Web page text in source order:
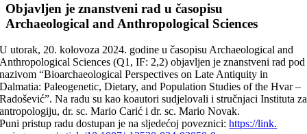
Objavljen je znanstveni rad u časopisu
Archaeological and Anthropological Sciences
U utorak, 20. kolovoza 2024. godine u časopisu Archaeological and
Anthropological Sciences (Q1, IF: 2,2) objavljen je znanstveni rad pod
nazivom “Bioarchaeological Perspectives on Late Antiquity in
Dalmatia: Paleogenetic, Dietary, and Population Studies of the Hvar –
Radošević”. Na radu su kao koautori sudjelovali i stručnjaci Instituta za
antropologiju, dr. sc. Mario Carić i dr. sc. Mario Novak.
Puni pristup radu dostupan je na sljedećoj poveznici:https://link.